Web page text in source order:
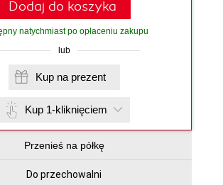
Dodaj do koszyka
natychmiast po opłaceniu zakupu
lub
Kup na prezent
Kup 1-kliknięciem
Przenieś na półkę
Do przechowalni